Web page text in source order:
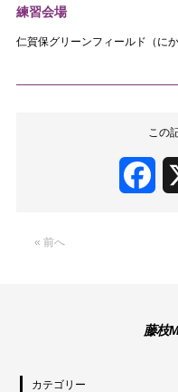
練習会場
仁賀保グリーンフィールド（に
この
« 前へ
藤枝
カテゴリー